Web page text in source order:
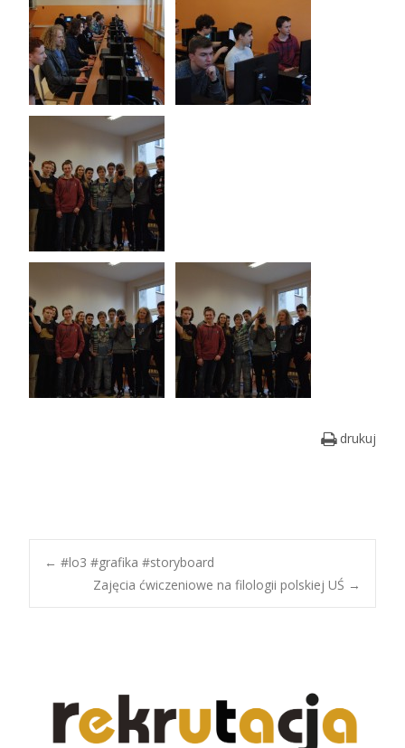
drukuj
Post
← #lo3 #grafika #storyboard
Zajęcia ćwiczeniowe na filologii polskiej UŚ →